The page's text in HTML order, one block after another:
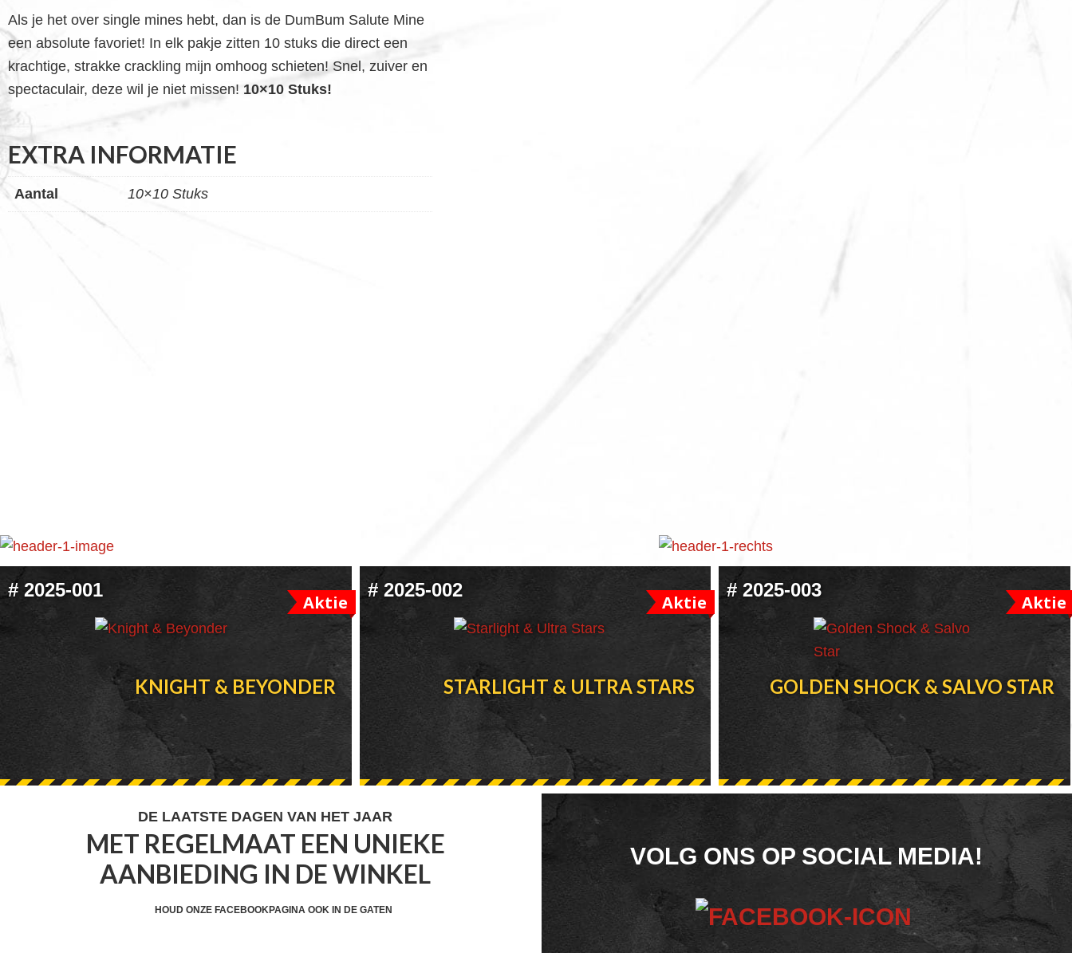
Als je het over single mines hebt, dan is de DumBum Salute Mine
een absolute favoriet! In elk pakje zitten 10 stuks die direct een
krachtige, strakke crackling mijn omhoog schieten! Snel, zuiver en
spectaculair, deze wil je niet missen! 10×10 Stuks!
EXTRA INFORMATIE
Aantal 10×10 Stuks
FOOTER
WIDGET
HEADER
# 2025-001
Aktie
KNIGHT & BEYONDER
# 2025-002
Aktie
STARLIGHT & ULTRA STARS
#2025-003
Aktie
GOLDEN SHOCK & SALVO STAR
WIDGET
HEADER
DE LAATSTE DAGEN VAN HET JAAR
MET REGELMAAT EEN UNIEKE
AANBIEDING IN DE WINKEL
HOUD ONZE FACEBOOKPAGINA OOK IN DE GATEN
FOOTER
WIDGET
HEADER
SOCIAL
VOLG ONS OP SOCIAL MEDIA!